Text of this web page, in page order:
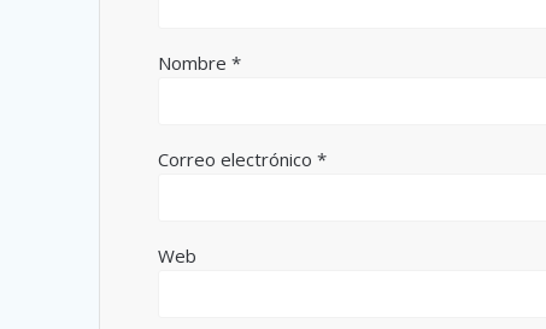
Nombre*
Correo electrónico*
Web